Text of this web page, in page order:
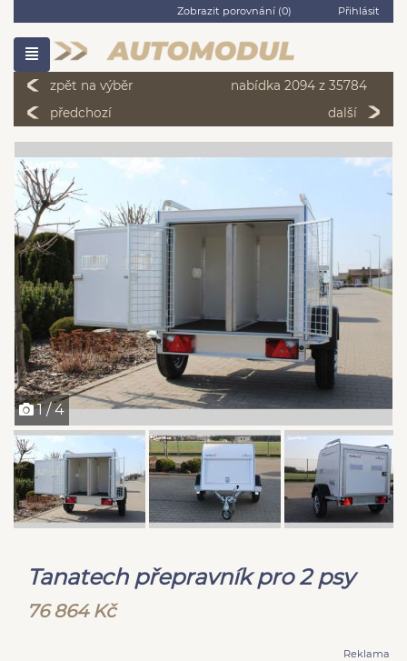
Zobrazit porovnání (0) Přihlásit
zpět na výběr
nabídka 2094 z 35784
předchozí
další
1 / 4
Tanatech přepravník pro 2 psy
76 864 Kč
Reklama